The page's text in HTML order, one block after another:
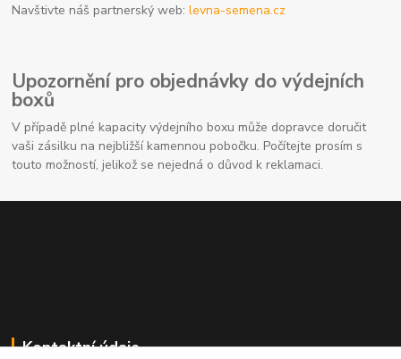
Navštivte náš partnerský web:levna-semena.cz
Upozornění pro objednávky do výdejních
boxů
V případě plné kapacity výdejního boxu může dopravce doručit
vaši zásilku na nejbližší kamennou pobočku. Počítejte prosím s
touto možností, jelikož se nejedná o důvod k reklamaci.
Kontaktní údaje